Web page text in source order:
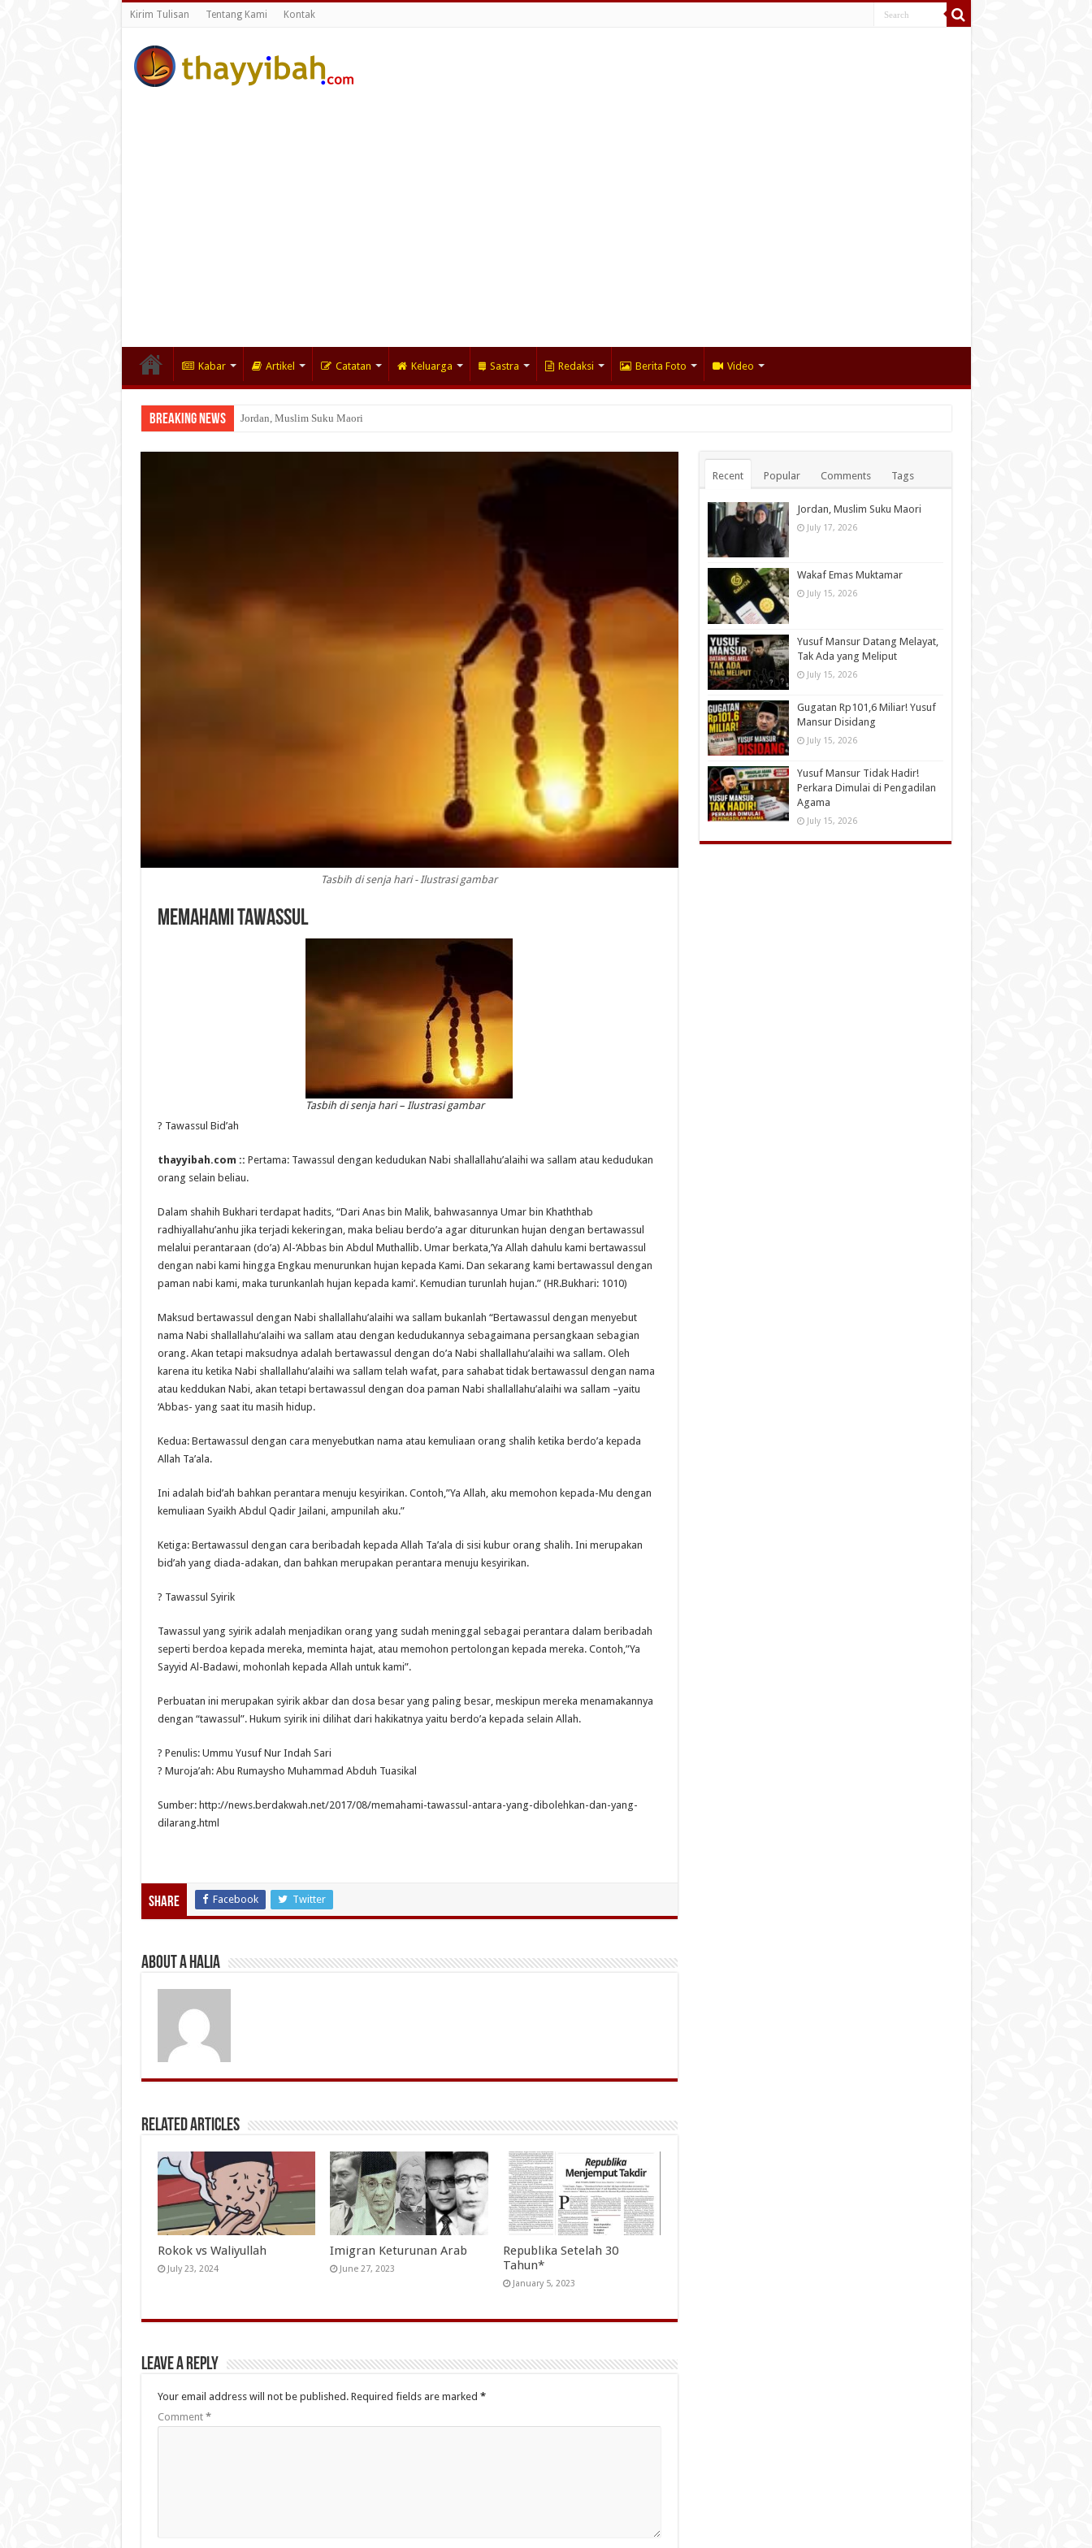
Kirim Tulisan Tentang Kami Kontak
Kabar Artikel Catatan Keluarga Sastra Redaksi Berita Foto Video
Breaking News Wakaf Emas Muktamar
Tasbih di senja hari - Ilustrasi gambar
Memahami Tawassul
Tasbih di senja hari – Ilustrasi gambar
? Tawassul Bid’ah
thayyibah.com :: Pertama: Tawassul dengan kedudukan Nabi shallallahu’alaihi wa sallam atau kedudukan
orang selain beliau.
Dalam shahih Bukhari terdapat hadits, “Dari Anas bin Malik, bahwasannya Umar bin Khaththab
radhiyallahu’anhu jika terjadi kekeringan, maka beliau berdo’a agar diturunkan hujan dengan bertawassul
melalui perantaraan (do’a) Al-‘Abbas bin Abdul Muthallib. Umar berkata,’Ya Allah dahulu kami bertawassul
dengan nabi kami hingga Engkau menurunkan hujan kepada Kami. Dan sekarang kami bertawassul dengan
paman nabi kami, maka turunkanlah hujan kepada kami’. Kemudian turunlah hujan.” (HR.Bukhari: 1010)
Maksud bertawassul dengan Nabi shallallahu’alaihi wa sallam bukanlah “Bertawassul dengan menyebut
nama Nabi shallallahu’alaihi wa sallam atau dengan kedudukannya sebagaimana persangkaan sebagian
orang. Akan tetapi maksudnya adalah bertawassul dengan do’a Nabi shallallahu’alaihi wa sallam. Oleh
karena itu ketika Nabi shallallahu’alaihi wa sallam telah wafat, para sahabat tidak bertawassul dengan nama
atau keddukan Nabi, akan tetapi bertawassul dengan doa paman Nabi shallallahu’alaihi wa sallam –yaitu
‘Abbas- yang saat itu masih hidup.
Kedua: Bertawassul dengan cara menyebutkan nama atau kemuliaan orang shalih ketika berdo’a kepada
Allah Ta’ala.
Ini adalah bid’ah bahkan perantara menuju kesyirikan. Contoh,”Ya Allah, aku memohon kepada-Mu dengan
kemuliaan Syaikh Abdul Qadir Jailani, ampunilah aku.”
Ketiga: Bertawassul dengan cara beribadah kepada Allah Ta’ala di sisi kubur orang shalih. Ini merupakan
bid’ah yang diada-adakan, dan bahkan merupakan perantara menuju kesyirikan.
? Tawassul Syirik
Tawassul yang syirik adalah menjadikan orang yang sudah meninggal sebagai perantara dalam beribadah
seperti berdoa kepada mereka, meminta hajat, atau memohon pertolongan kepada mereka. Contoh,”Ya
Sayyid Al-Badawi, mohonlah kepada Allah untuk kami”.
Perbuatan ini merupakan syirik akbar dan dosa besar yang paling besar, meskipun mereka menamakannya
dengan “tawassul”. Hukum syirik ini dilihat dari hakikatnya yaitu berdo’a kepada selain Allah.
? Penulis: Ummu Yusuf Nur Indah Sari
? Muroja’ah: Abu Rumaysho Muhammad Abduh Tuasikal
Sumber: http://news.berdakwah.net/2017/08/memahami-tawassul-antara-yang-dibolehkan-dan-yang-
dilarang.html
Share Facebook Twitter
About A Halia
Related Articles
Rokok vs Waliyullah
July 23, 2024
Imigran Keturunan Arab
June 27, 2023
Republika Setelah 30
Tahun*
January 5, 2023
Leave a Reply
Your email address will not be published. Required fields are marked *
Comment *
Recent Popular Comments Tags
Jordan, Muslim Suku Maori
July 17, 2026
Wakaf Emas Muktamar
July 15, 2026
Yusuf Mansur Datang Melayat,
Tak Ada yang Meliput
July 15, 2026
Gugatan Rp101,6 Miliar! Yusuf
Mansur Disidang
July 15, 2026
Yusuf Mansur Tidak Hadir!
Perkara Dimulai di Pengadilan
Agama
July 15, 2026